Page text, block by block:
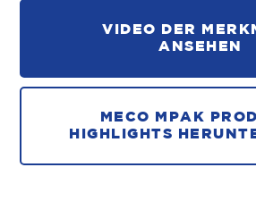
VIDEO DER
ANSEHEN
MECO MPAK
HIGHLIGHTS